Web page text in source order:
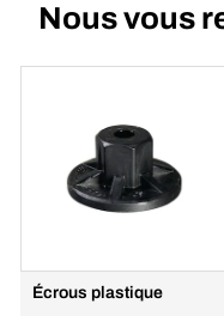
Nous vous
Écrous plastique